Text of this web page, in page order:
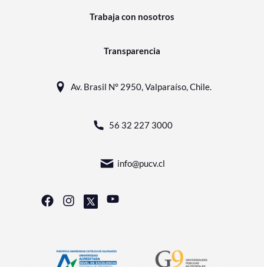
Trabaja con nosotros
Transparencia
Av. Brasil N° 2950, Valparaíso, Chile.
56 32 227 3000
info@pucv.cl